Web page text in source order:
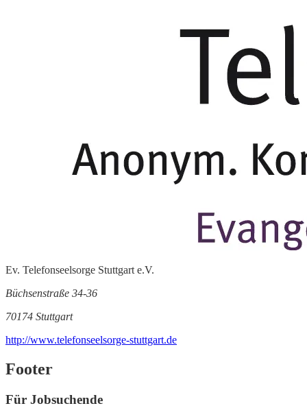
Ev. Telefonseelsorge Stuttgart e.V.
Büchsenstraße 34-36
70174 Stuttgart
http://www.telefonseelsorge-stuttgart.de
Footer
Für Jobsuchende